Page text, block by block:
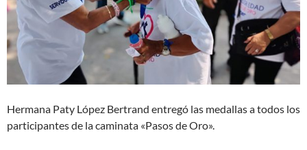
Hermana Paty López Bertrand entregó las medallas a todos los
participantes de la caminata «Pasos de Oro».